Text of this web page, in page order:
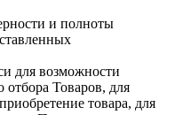
и полноты
для возможности
отбора Товаров, для
товара, для